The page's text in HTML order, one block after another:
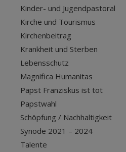
Kinder- und Jugendpastoral
Kirche und Tourismus
Kirchenbeitrag
Krankheit und Sterben
Lebensschutz
Magnifica Humanitas
Papst Franziskus ist tot
Papstwahl
Schöpfung / Nachhaltigkeit
Synode 2021 – 2024
Talente